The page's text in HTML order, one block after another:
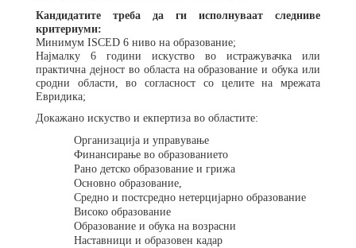
Кандидатите треба да ги исполнуваат следниве
критериуми:
Минимум ISCED 6 ниво на образование;
Најмалку 6 години искуство во истражувачка или
практична дејност во областа на образование и обука или
сродни области, во согласност со целите на мрежата
Евридика;
Докажано искуство и екпертиза во областите:
Организација и управување
Финансирање во образованието
Рано детско образование и грижа
Основно образование,
Средно и постсредно нетерцијарно образование
Високо образование
Образование и обука на возрасни
Наставници и образовен кадар